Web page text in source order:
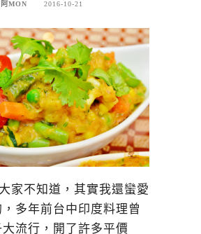
阿MON 2016-10-21
家不知道，其實我還蠻愛
多年前台中印度料理曾
流行，開了許多平價